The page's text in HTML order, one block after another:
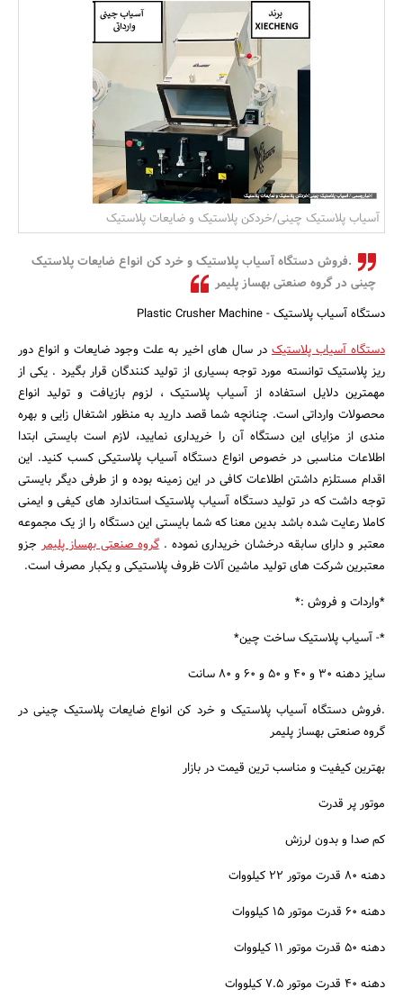
بانک، بیمه و سرمایه
مسکن و ساختمان
آسیاب پلاستیک چینی/خردکن پلاستیک و ضایعات پلاستیک
.فروش دستگاه آسیاب پلاستیک و خرد کن انواع ضایعات پلاستیک
چینی در گروه صنعتی بهساز پلیمر
دستگاه آسیاب پلاستیک - Plastic Crusher Machine
دستگاه آسیاب پلاستیک در سال های اخیر به علت وجود ضایعات و انواع دور
ریز پلاستیک توانسته مورد توجه بسیاری از تولید کنندگان قرار بگیرد . یکی از
مهمترین دلایل استفاده از آسیاب پلاستیک ، لزوم بازیافت و تولید انواع
محصولات وارداتی است. چنانچه شما قصد دارید به منظور اشتغال زایی و بهره
مندی از مزایای این دستگاه آن را خریداری نمایید، لازم است بایستی ابتدا
اطلاعات مناسبی در خصوص انواع دستگاه آسیاب پلاستیکی کسب کنید. این
اقدام مستلزم داشتن اطلاعات کافی در این زمینه بوده و از طرفی دیگر بایستی
توجه داشت که در تولید دستگاه آسیاب پلاستیک استاندارد های کیفی و ایمنی
کاملا رعایت شده باشد بدین معنا که شما بایستی این دستگاه را از یک مجموعه
معتبر و دارای سابقه درخشان خریداری نموده .گروه صنعتی بهساز پلیمر جزو
معتبرین شرکت های تولید ماشین آلات ظروف پلاستیکی و یکبار مصرف است.
*واردات و فروش :*
*- آسیاب پلاستیک ساخت چین*
سایز دهنه ۳۰ و ۴۰ و ۵۰ و ۶۰ و ۸۰ سانت
.فروش دستگاه آسیاب پلاستیک و خرد کن انواع ضایعات پلاستیک چینی در
گروه صنعتی بهساز پلیمر
بهترین کیفیت و مناسب ترین قیمت در بازار
موتور پر قدرت
کم صدا و بدون لرزش
دهنه 80 قدرت موتور 22 کیلووات
دهنه 60 قدرت موتور 15 کیلووات
دهنه 50 قدرت موتور 11 کیلووات
دهنه 40 قدرت موتور 7.5 کیلووات